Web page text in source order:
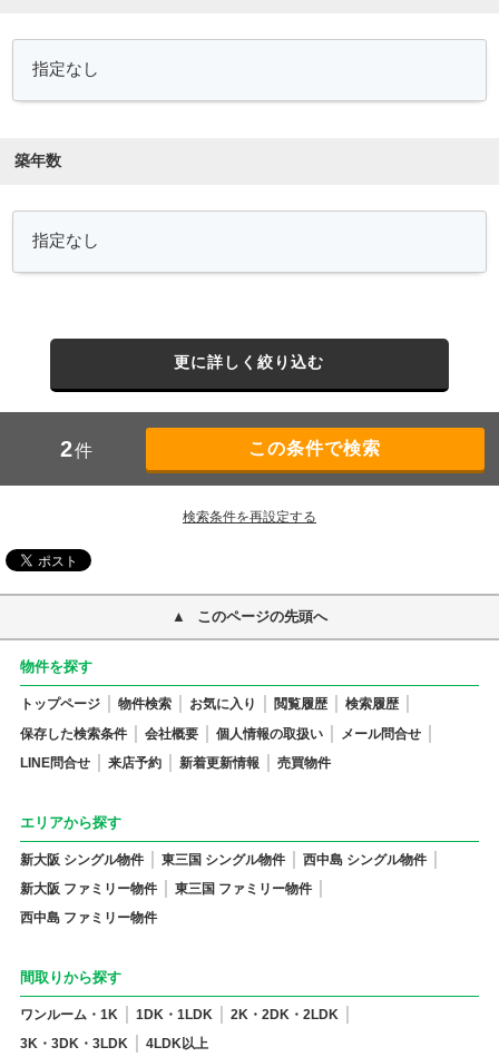
築年数
更に詳しく絞り込む
2件
検索条件を再設定する
このページの先頭へ
物件を探す
トップページ 物件検索 お気に入り 閲覧履歴
検索履歴
保存した検索条件
会社概要 個人情報の取扱い
メール問合せ
LINE問合せ
来店予約 新着更新情報 売買物件
エリアから探す
新大阪 シングル物件 東三国 シングル物件
西中島 シングル物件
新大阪 ファミリー物件
東三国 ファミリー物件
西中島 ファミリー物件
間取りから探す
ワンルーム・1K 1DK・1LDK
2K・2DK・2LDK
3K・3DK・3LDK
4LDK以上